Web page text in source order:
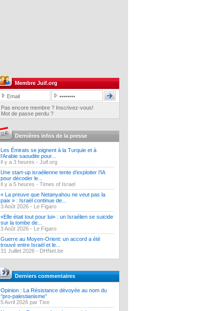
Membre Juif.org
Pas encore membre ? Inscrivez-vous!
Mot de passe perdu ?
Dernières infos de la presse
Les Émirats se joignent à la Turquie et à
l'Arabie saoudite pour...
Il y a 3 heures - Juif.org
Une start-up israélienne tente d’exploiter l’IA
pour décoder le...
Il y a 5 heures - Times of Israel
« La preuve que Netanyahou ne veut pas la
paix » : Israël continue de...
3 Août 2026 - Le Figaro
«Elle était tout pour lui» : un Israélien se suicide
sur la tombe de...
3 Août 2026 - Le Figaro
Guerre au Moyen-Orient: un accord a été
trouvé entre Israël et le...
31 Juillet 2026 - DHNet.be
Derniers commentaires
Opinion : La Résistance dévoyée au nom du
‘’pro-palestianisme’’
5 Avril 2026 par Tixe